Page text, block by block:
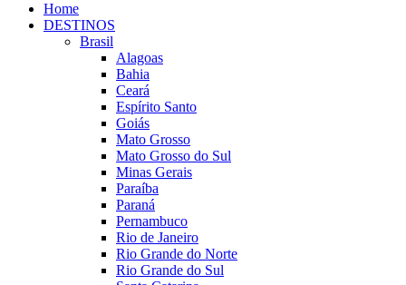
Home
DESTINOS
Brasil
Alagoas
Bahia
Ceará
Espírito Santo
Goiás
Mato Grosso
Mato Grosso do Sul
Minas Gerais
Paraíba
Paraná
Pernambuco
Rio de Janeiro
Rio Grande do Norte
Rio Grande do Sul